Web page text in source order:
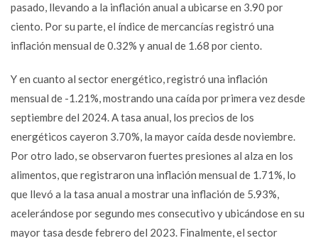
pasado, llevando a la inflación anual a ubicarse en 3.90 por
ciento. Por su parte, el índice de mercancías registró una
inflación mensual de 0.32% y anual de 1.68 por ciento.
Y en cuanto al sector energético, registró una inflación
mensual de -1.21%, mostrando una caída por primera vez desde
septiembre del 2024. A tasa anual, los precios de los
energéticos cayeron 3.70%, la mayor caída desde noviembre.
Por otro lado, se observaron fuertes presiones al alza en los
alimentos, que registraron una inflación mensual de 1.71%, lo
que llevó a la tasa anual a mostrar una inflación de 5.93%,
acelerándose por segundo mes consecutivo y ubicándose en su
mayor tasa desde febrero del 2023. Finalmente, el sector